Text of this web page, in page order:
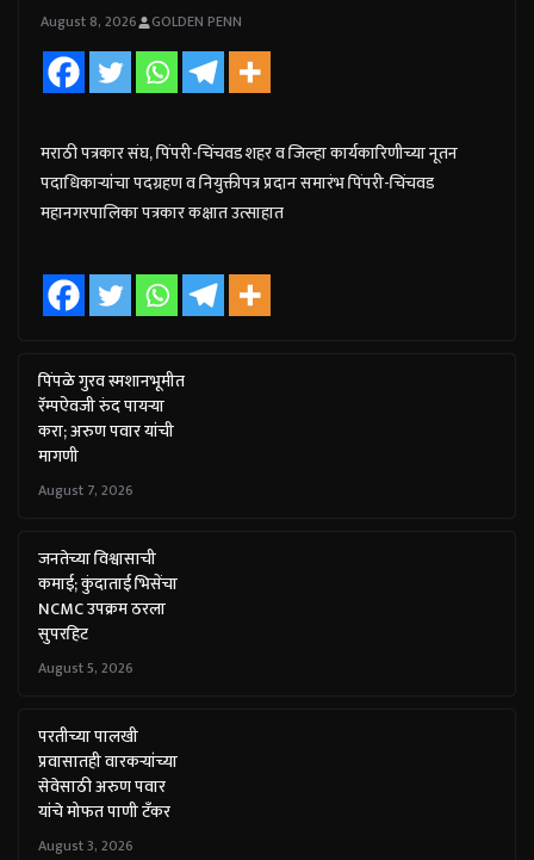
August 8, 2026 GOLDEN PENN
मराठी पत्रकार संघ, पिंपरी-चिंचवड शहर व जिल्हा कार्यकारिणीच्या नूतन
पदाधिकाऱ्यांचा पदग्रहण व नियुक्तीपत्र प्रदान समारंभ पिंपरी-चिंचवड
महानगरपालिका पत्रकार कक्षात उत्साहात
पिंपळे गुरव स्मशानभूमीत
रॅम्पऐवजी रुंद पायऱ्या
करा; अरुण पवार यांची
मागणी
August 7, 2026
जनतेच्या विश्वासाची
कमाई; कुंदाताई भिसेंचा
NCMC उपक्रम ठरला
सुपरहिट
August 5, 2026
परतीच्या पालखी
प्रवासातही वारकऱ्यांच्या
सेवेसाठी अरुण पवार
यांचे मोफत पाणी टँकर
August 3, 2026